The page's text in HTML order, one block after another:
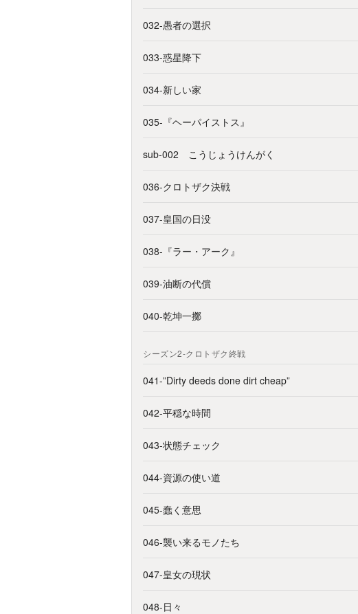
032-愚者の選択
033-惑星降下
034-新しい家
035-『ヘーパイストス』
sub-002 こうじょうけんがく
036-クロトザク決戦
037-皇国の日没
038-『ラー・アーク』
039-油断の代償
040-乾坤一擲
シーズン2-クロトザク終戦
041-”Dirty deeds done dirt cheap”
042-平穏な時間
043-状態チェック
044-資源の使い道
045-蠢く意思
046-襲い来るモノたち
047-皇女の現状
048-日々